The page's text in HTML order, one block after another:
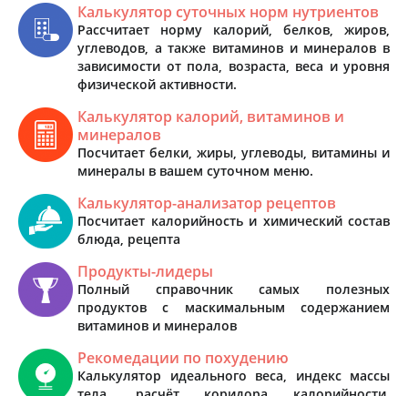
Калькулятор суточных норм нутриентов
Рассчитает норму калорий, белков, жиров,
углеводов, а также витаминов и минералов в
зависимости от пола, возраста, веса и уровня
физической активности.
Калькулятор калорий, витаминов и
минералов
Посчитает белки, жиры, углеводы, витамины и
минералы в вашем суточном меню.
Калькулятор-анализатор рецептов
Посчитает калорийность и химический состав
блюда, рецепта
Продукты-лидеры
Полный справочник самых полезных
продуктов с маскимальным содержанием
витаминов и минералов
Рекомедации по похудению
Калькулятор идеального веса, индекс массы